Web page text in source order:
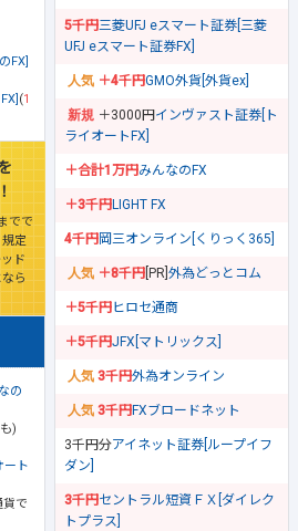
FX]
(1
でで
定
ド
ら
の
)
ート
貨で
5千円三菱UFJ eスマート証券[三菱
UFJ eスマート証券FX]
＋4千円GMO外貨[外貨ex]
＋3000円インヴァスト証券[ト
ライオートFX]
＋合計1万円みんなのFX
＋3千円LIGHT FX
4千円岡三オンライン[くりっく365]
＋8千円 [PR] 外為どっとコム
＋5千円ヒロセ通商
＋5千円JFX[マトリックス]
3千円外為オンライン
3千円FXブロードネット
3千円分アイネット証券[ループイフ
ダン]
3千円セントラル短資ＦＸ[ダイレク
トプラス]